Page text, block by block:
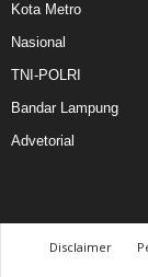
Kota Metro
Nasional
TNI-POLRI
Bandar Lampung
Advetorial
Disclaimer